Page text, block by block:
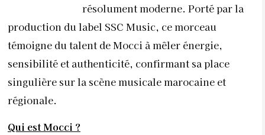
résolument moderne. Porté par la
production du label SSC Music, ce morceau
témoigne du talent de Mocci à mêler énergie,
sensibilité et authenticité, confirmant sa place
singulière sur la scène musicale marocaine et
régionale.
Qui estMocci ?